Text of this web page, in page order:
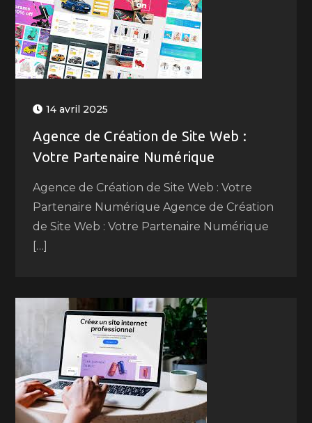
14 avril 2025
Agence de Création de Site Web :
Votre Partenaire Numérique
Agence de Création de Site Web : Votre
Partenaire Numérique Agence de Création
de Site Web : Votre Partenaire Numérique
[…]